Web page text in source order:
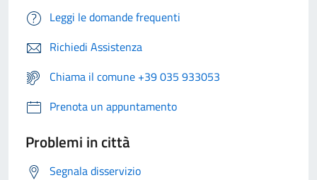
Leggi le domande frequenti
Richiedi Assistenza
Chiama il comune +39 035 933053
Prenota un appuntamento
Problemi in città
Segnala disservizio